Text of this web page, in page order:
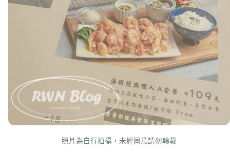
照片為自行拍攝，未經同意請勿轉載